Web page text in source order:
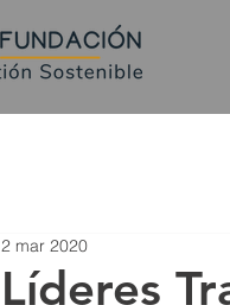
Líderes
2 mar 2020